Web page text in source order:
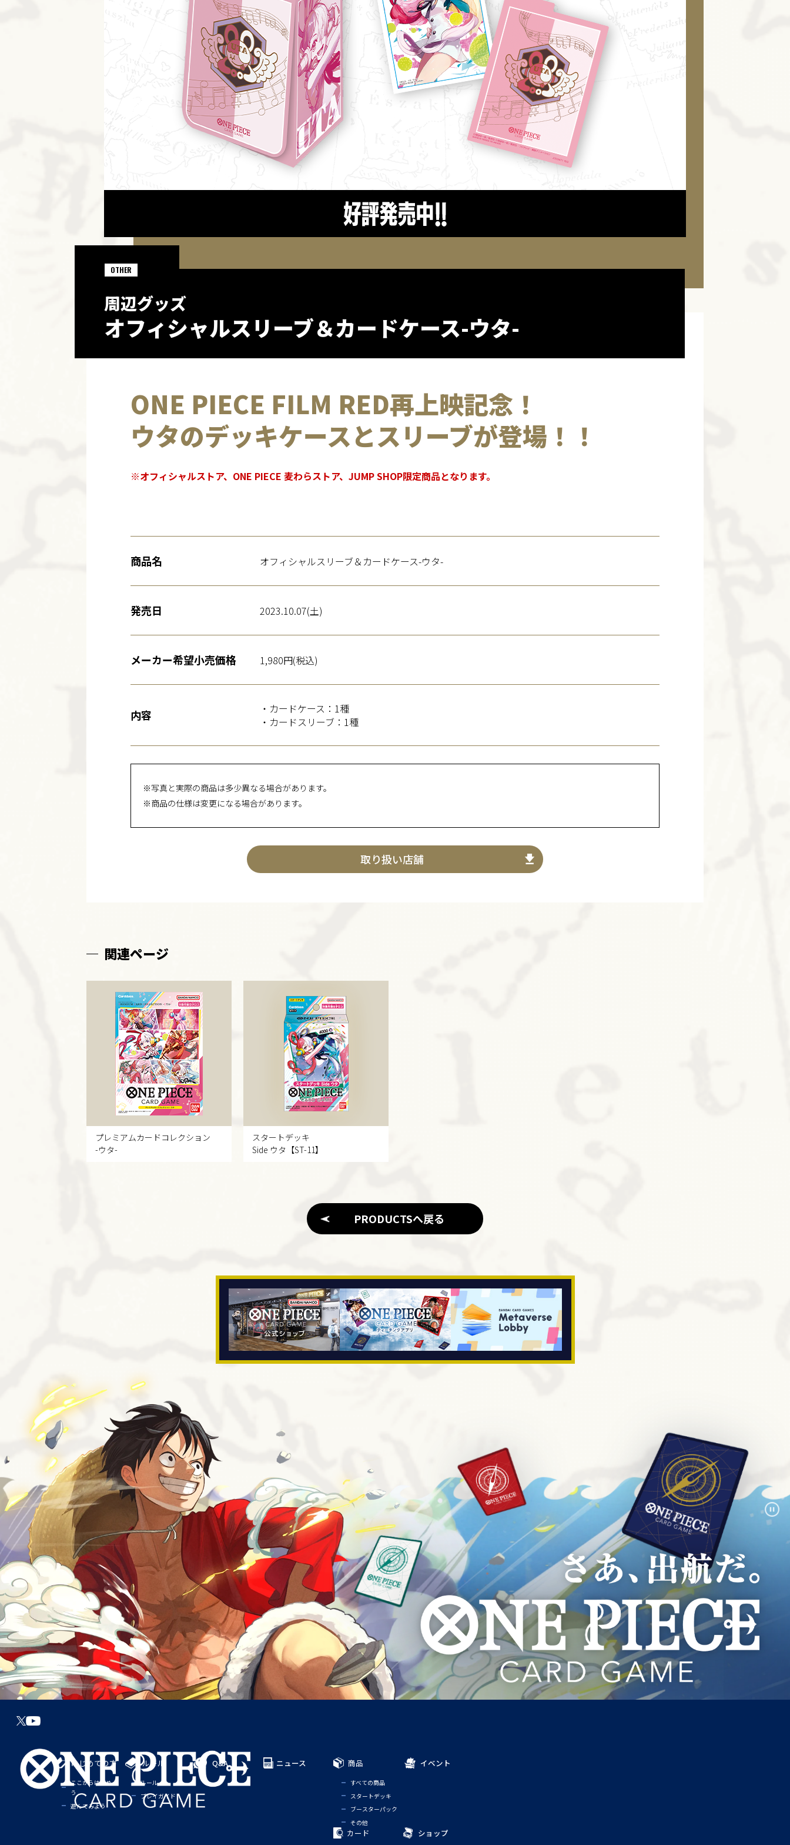
周辺グッズ
オフィシャルスリーブ＆カードケース-ウタ-
OTHER
ONE PIECE FILM RED再上映記念！
ウタのデッキケースとスリーブが登場！！
※オフィシャルストア、ONE PIECE 麦わらストア、JUMP SHOP限定商品となります。
商品名 オフィシャルスリーブ＆カードケース-ウタ-
発売日 2023.10.07(土)
メーカー希望小売価格 1,980円(税込)
内容
・カードケース：1種
・カードスリーブ：1種
※写真と実際の商品は多少異なる場合があります。
※商品の仕様は変更になる場合があります。
取り扱い店舗
関連ページ
プレミアムカード コレクション
-ウタ-
スタートデッキ
Side ウタ【ST-11】
PRODUCTSへ戻る
はじめての方
ここからはじめよ
う
遊んでみよう
ルール
ルール
プレイガイド
Q&A ニュース 商品
すべての商品
スタートデッキ
ブースターパック
その他
イベント
カード ショップ